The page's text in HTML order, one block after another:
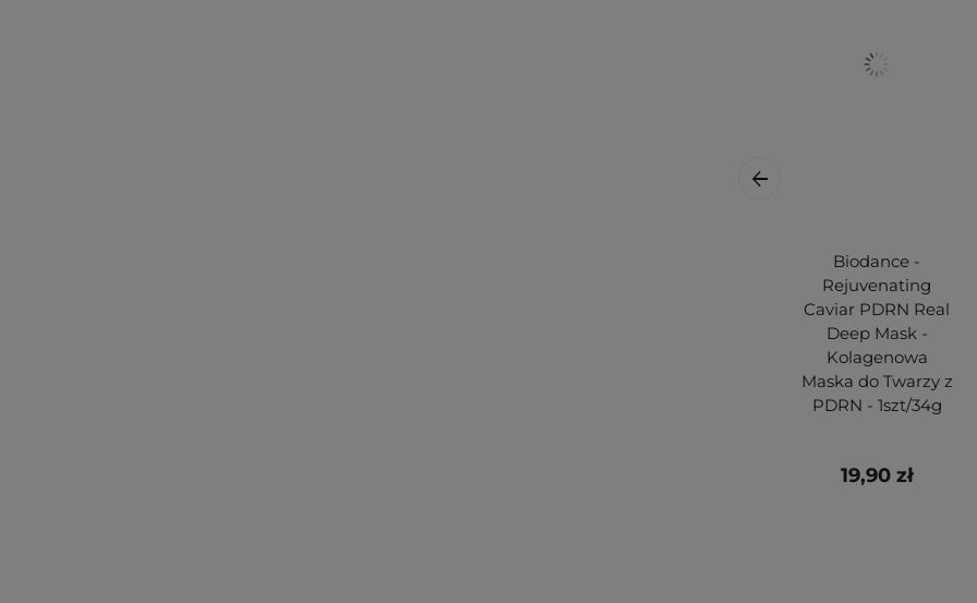
Biodance -
Rejuvenating
Caviar PDRN Real
Deep Mask -
Kolagenowa
Maska do Twarzy z
PDRN - 1szt/34g
19,90 zł